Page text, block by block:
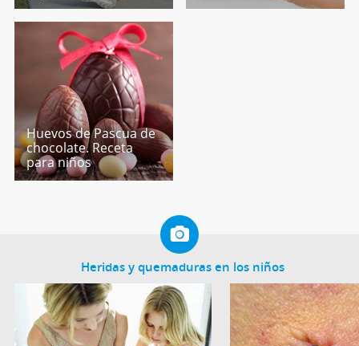
Huevos de Pascua de
chocolate. Receta
para niños
Heridas y quemaduras en los niños